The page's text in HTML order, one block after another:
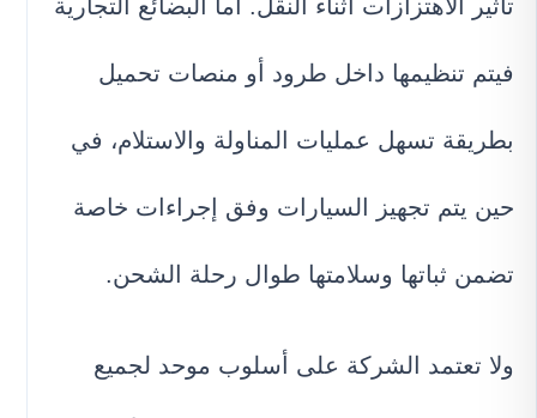
تأثير الاهتزازات أثناء النقل. أما البضائع التجارية
فيتم تنظيمها داخل طرود أو منصات تحميل
بطريقة تسهل عمليات المناولة والاستلام، في
حين يتم تجهيز السيارات وفق إجراءات خاصة
تضمن ثباتها وسلامتها طوال رحلة الشحن.
ولا تعتمد الشركة على أسلوب موحد لجميع